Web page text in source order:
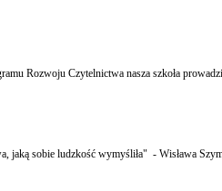
Rozwoju Czytelnictwa nasza szkoła
jaką sobie ludzkość wymyśliła" - Wisława